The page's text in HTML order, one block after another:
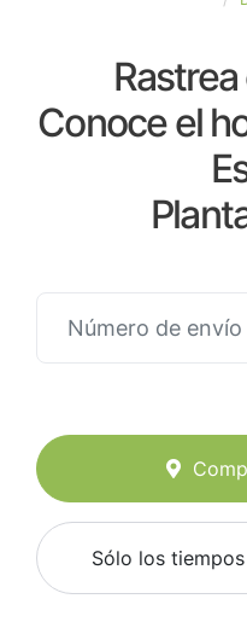
Conoce el
Sólo los